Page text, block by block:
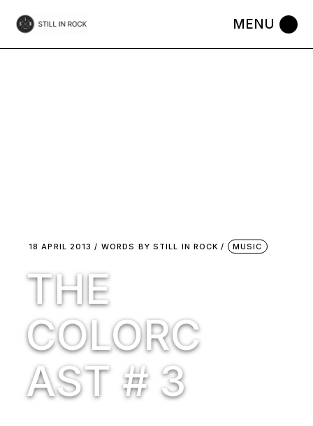
the
18 APRIL 2013 WORDS BY STILL IN ROCK MUSIC
THE
COLORC
AST # 3